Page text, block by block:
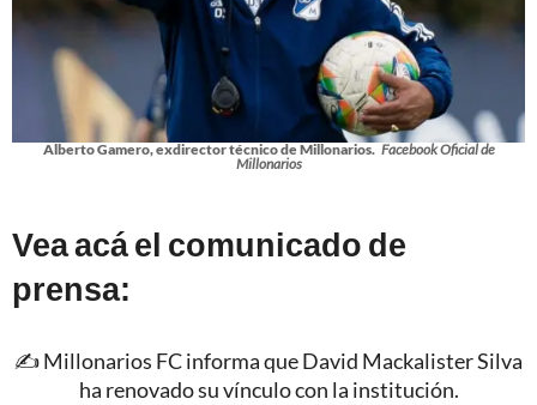
Alberto Gamero, exdirector técnico de Millonarios. Facebook Oficial de
Millonarios
Vea acá el comunicado de
prensa:
✍️ Millonarios FC informa que David Mackalister Silva
ha renovado su vínculo con la institución.